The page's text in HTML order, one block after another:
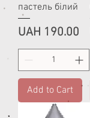
пастель білий
Price
UAH 190.00
Add to Cart